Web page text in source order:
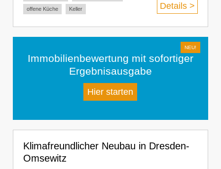
offene Küche Keller Details >
Immobilienbewertung mit sofortiger
Ergebnisausgabe
Hier starten
Klimafreundlicher Neubau in Dresden-
Omsewitz